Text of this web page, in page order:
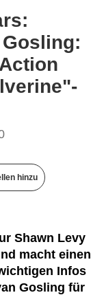
hinzu
Shawn Levy
macht einen
Infos
Gosling für